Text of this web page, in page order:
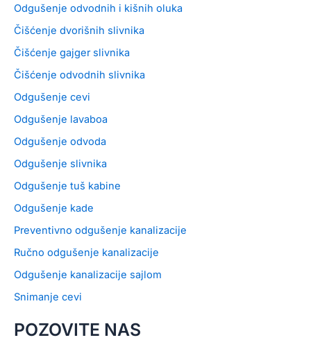
Odgušenje odvodnih i kišnih oluka
Čišćenje dvorišnih slivnika
Čišćenje gajger slivnika
Čišćenje odvodnih slivnika
Odgušenje cevi
Odgušenje lavaboa
Odgušenje odvoda
Odgušenje slivnika
Odgušenje tuš kabine
Odgušenje kade
Preventivno odgušenje kanalizacije
Ručno odgušenje kanalizacije
Odgušenje kanalizacije sajlom
Snimanje cevi
POZOVITE NAS